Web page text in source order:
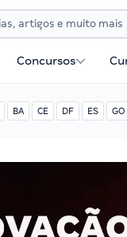
Concursos
BA CE DF ES GO